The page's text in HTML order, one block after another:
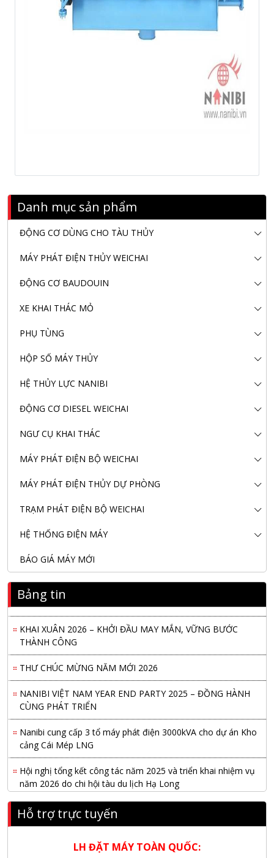
Danh mục sản phẩm
ĐỘNG CƠ DÙNG CHO TÀU THỦY
MÁY PHÁT ĐIỆN THỦY WEICHAI
ĐỘNG CƠ BAUDOUIN
XE KHAI THÁC MỎ
PHỤ TÙNG
HỘP SỐ MÁY THỦY
HỆ THỦY LỰC NANIBI
ĐỘNG CƠ DIESEL WEICHAI
NGƯ CỤ KHAI THÁC
MÁY PHÁT ĐIỆN BỘ WEICHAI
MÁY PHÁT ĐIỆN THỦY DỰ PHÒNG
TRẠM PHÁT ĐIỆN BỘ WEICHAI
HỆ THỐNG ĐIỆN MÁY
BÁO GIÁ MÁY MỚI
Bảng tin
Nanibi Cung Cấp Động Cơ Weichai Cho Tàu Vận Tải Minh
Tú 29
KHAI XUÂN 2026 – KHỞI ĐẦU MAY MẮN, VỮNG BƯỚC
THÀNH CÔNG
THƯ CHÚC MỪNG NĂM MỚI 2026
NANIBI VIỆT NAM YEAR END PARTY 2025 – ĐỒNG HÀNH
CÙNG PHÁT TRIỂN
Nanibi cung cấp 3 tổ máy phát điện 3000kVA cho dự án Kho
cảng Cái Mép LNG
Hội nghị tổng kết công tác năm 2025 và triển khai nhiệm vụ
năm 2026 do chi hội tàu du lịch Hạ Long
NANIBI khai trương văn phòng Ninh Bình & kỷ niệm 15 năm
phát triển bền vững
Tập đoàn Công nghiệp nặng Sơn Đông tổ chức Hội nghị đối
tác toàn cầu tại Jakarta
Hỗ trợ trực tuyến
LH ĐẶT MÁY TOÀN QUỐC: